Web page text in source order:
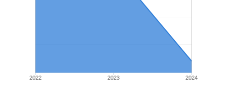
2022 2023 2024